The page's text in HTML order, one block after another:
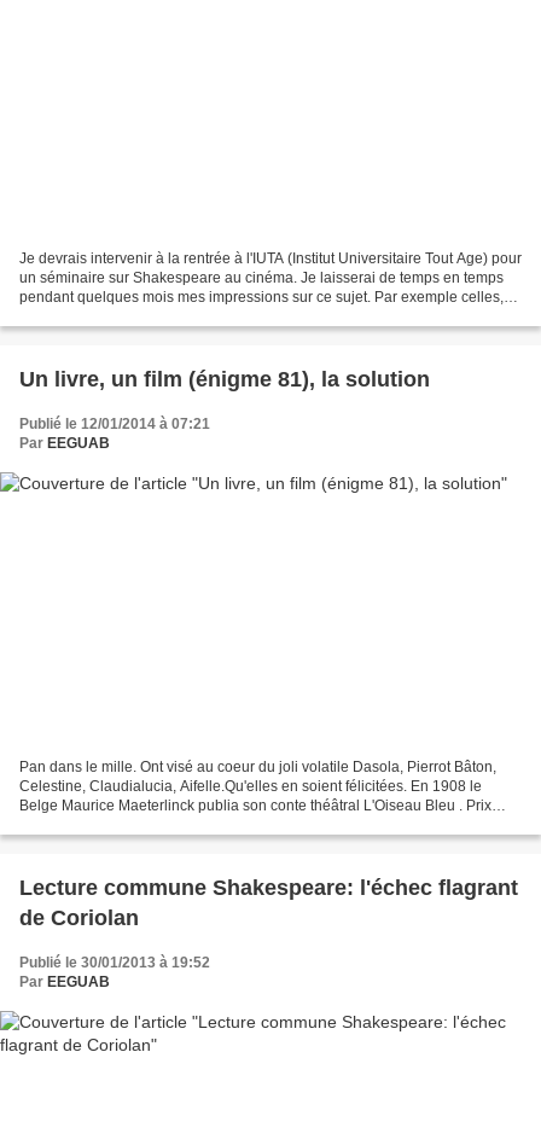
Je devrais intervenir à la rentrée à l'IUTA (Institut Universitaire Tout Age) pour
un séminaire sur Shakespeare au cinéma. Je laisserai de temps en temps
pendant quelques mois mes impressions sur ce sujet. Par exemple celles,
Un livre, un film (énigme 81), la solution
Publié le 12/01/2014 à 07:21
Par EEGUAB
Pan dans le mille. Ont visé au coeur du joli volatile Dasola, Pierrot Bâton,
Celestine, Claudialucia, Aifelle.Qu'elles en soient félicitées. En 1908 le
Belge Maurice Maeterlinck publia son conte théâtral L'Oiseau Bleu . Prix
Lecture commune Shakespeare: l'échec flagrant
de Coriolan
Publié le 30/01/2013 à 19:52
Par EEGUAB